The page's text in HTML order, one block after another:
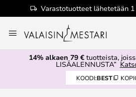
Varastotuotteet lähetetään
to
Content
14% alkaen 79 €tuotteista,
LISÄALENNUSTA”
KOODI:BEST